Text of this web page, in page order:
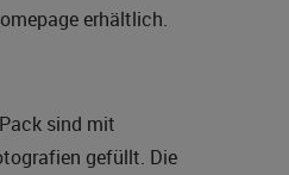
erhältlich.
sind mit
gefüllt. Die